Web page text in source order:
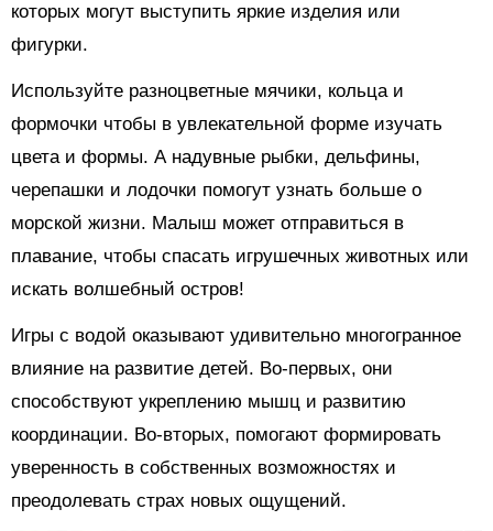
которых могут выступить яркие изделия или
фигурки.
Используйте разноцветные мячики, кольца и
формочки чтобы в увлекательной форме изучать
цвета и формы. А надувные рыбки, дельфины,
черепашки и лодочки помогут узнать больше о
морской жизни. Малыш может отправиться в
плавание, чтобы спасать игрушечных животных или
искать волшебный остров!
Игры с водой оказывают удивительно многогранное
влияние на развитие детей. Во-первых, они
способствуют укреплению мышц и развитию
координации. Во-вторых, помогают формировать
уверенность в собственных возможностях и
преодолевать страх новых ощущений.